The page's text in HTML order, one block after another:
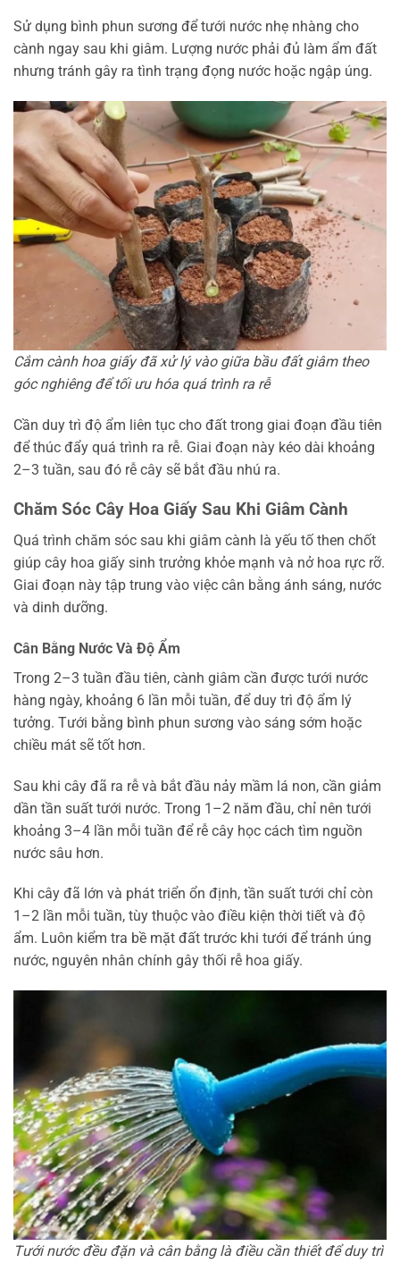
Sử dụng bình phun sương để tưới nước nhẹ nhàng cho
cành ngay sau khi giâm. Lượng nước phải đủ làm ẩm đất
nhưng tránh gây ra tình trạng đọng nước hoặc ngập úng.
Cắm cành hoa giấy đã xử lý vào giữa bầu đất giâm theo
góc nghiêng để tối ưu hóa quá trình ra rễ
Cần duy trì độ ẩm liên tục cho đất trong giai đoạn đầu tiên
để thúc đẩy quá trình ra rễ. Giai đoạn này kéo dài khoảng
2–3 tuần, sau đó rễ cây sẽ bắt đầu nhú ra.
Chăm Sóc Cây Hoa Giấy Sau Khi Giâm Cành
Quá trình chăm sóc sau khi giâm cành là yếu tố then chốt
giúp cây hoa giấy sinh trưởng khỏe mạnh và nở hoa rực rỡ.
Giai đoạn này tập trung vào việc cân bằng ánh sáng, nước
và dinh dưỡng.
Cân Bằng Nước Và Độ Ẩm
Trong 2–3 tuần đầu tiên, cành giâm cần được tưới nước
hàng ngày, khoảng 6 lần mỗi tuần, để duy trì độ ẩm lý
tưởng. Tưới bằng bình phun sương vào sáng sớm hoặc
chiều mát sẽ tốt hơn.
Sau khi cây đã ra rễ và bắt đầu nảy mầm lá non, cần giảm
dần tần suất tưới nước. Trong 1–2 năm đầu, chỉ nên tưới
khoảng 3–4 lần mỗi tuần để rễ cây học cách tìm nguồn
nước sâu hơn.
Khi cây đã lớn và phát triển ổn định, tần suất tưới chỉ còn
1–2 lần mỗi tuần, tùy thuộc vào điều kiện thời tiết và độ
ẩm. Luôn kiểm tra bề mặt đất trước khi tưới để tránh úng
nước, nguyên nhân chính gây thối rễ hoa giấy.
Tưới nước đều đặn và cân bằng là điều cần thiết để duy trì